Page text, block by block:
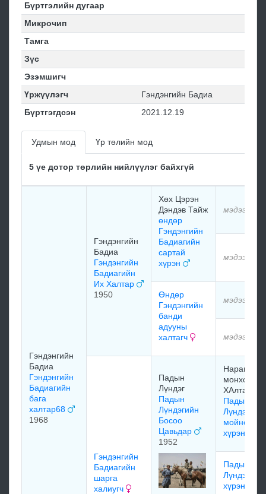
Бүртгэлийн дугаар
Микрочип
Тамга
Зүс
Эзэмшигч
Үржүүлэгч
Гэндэнгийн Бадиа
Бүртгэгдсэн
2021.12.19
Удмын мод Үр төлийн мод
5 үе дотор төрлийн нийлүүлэг байхгүй
Гэндэнгийн
Бадиа
Гэндэнгийн
Бадиагийн
бага
халтар68
1968
Гэндэнгийн
Бадиа
Гэндэнгийн
Бадиагийн
Их Халтар
1950
Хөх Цэрэн
Дэндэв Тайж
өндөр
Гэндэнгийн
Бадиагийн
сартай
хүрэн
Өндөр
Гэндэнгийн
банди
адууны
халтагч
Гэндэнгийн
Бадиагийн
шарга
халиугч
Падын
Лүндэг
Падын
Лүндэгийн
Босоо
Цавьдар
1952
Нарангийн
монхор
ХАлтар
Падын
Лүндэгийн
мойног
хүрэн
Падын
Лүндэгийн
хүрэн гүү